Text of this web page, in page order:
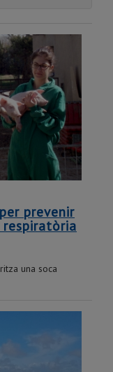
prevenir
una soca